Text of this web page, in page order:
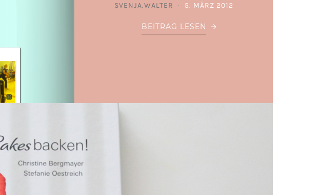
SVENJA.WALTER
POSTED ON
5. MÄRZ 2012
BEITRAG LESEN